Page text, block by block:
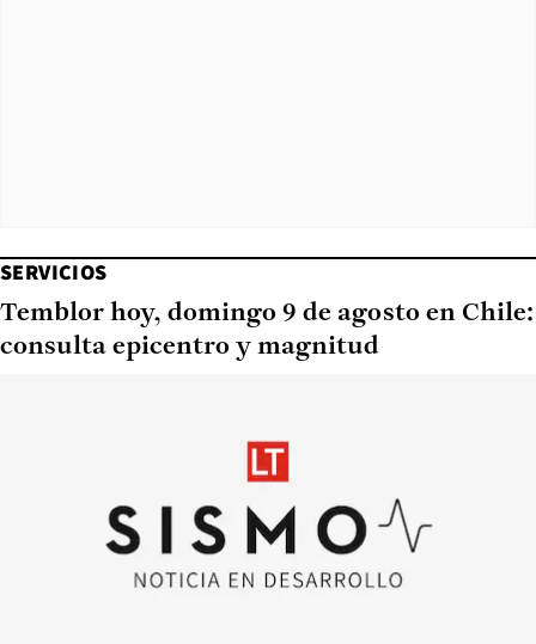
SERVICIOS
Temblor hoy, domingo 9 de agosto en Chile:
consulta epicentro y magnitud